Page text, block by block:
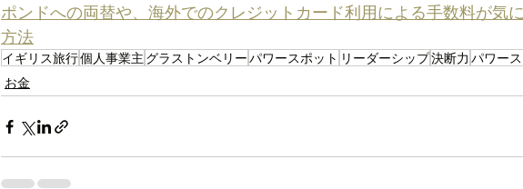
ポンドへの両替や、海外でのクレジットカード利用による手数料が気
方法
イギリス旅行個人事業主 グラストンベリーパワースポット リーダーシップ決断力 パワー
お金